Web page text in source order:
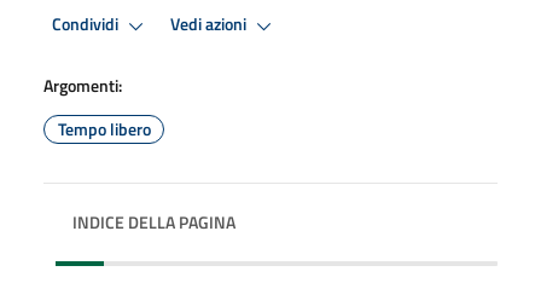
Condividi Vedi azioni
Argomenti:
Tempo libero
INDICE DELLA PAGINA